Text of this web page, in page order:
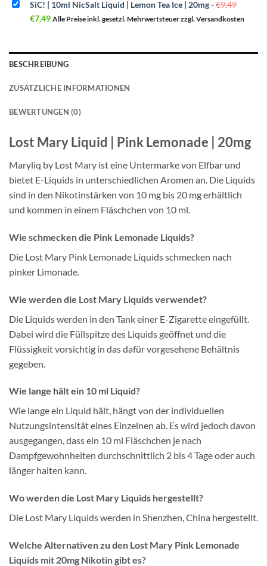
SiC! | 10ml NicSalt Liquid | Lemon Tea Ice | 20mg-€9,49
war:
€7,49Aktueller
Preis
Alle Preise inkl. gesetzl. Mehrwertsteuer zzgl. Versandkosten
BESCHREIBUNG
ZUSÄTZLICHE INFORMATIONEN
BEWERTUNGEN (0)
Lost Mary Liquid | Pink Lemonade | 20mg
Maryliq by Lost Mary ist eine Untermarke von Elfbar und
bietet E-Liquids in unterschiedlichen Aromen an. Die Liquids
sind in den Nikotinstärken von 10 mg bis 20 mg erhältlich
und kommen in einem Fläschchen von 10 ml.
Wie schmecken die Pink Lemonade Liquids?
Die Lost Mary Pink Lemonade Liquids schmecken nach
pinker Limonade.
Wie werden die Lost Mary Liquids verwendet?
Die Liquids werden in den Tank einer E-Zigarette eingefüllt.
Dabei wird die Füllspitze des Liquids geöffnet und die
Flüssigkeit vorsichtig in das dafür vorgesehene Behältnis
gegeben.
Wie lange hält ein 10 ml Liquid?
Wie lange ein Liquid hält, hängt von der individuellen
Nutzungsintensität eines Einzelnen ab. Es wird jedoch davon
ausgegangen, dass ein 10 ml Fläschchen je nach
Dampfgewohnheiten durchschnittlich 2 bis 4 Tage oder auch
länger halten kann.
Wo werden die Lost Mary Liquids hergestellt?
Die Lost Mary Liquids werden in Shenzhen, China hergestellt.
Welche Alternativen zu den Lost Mary Pink Lemonade
Liquids mit 20mg Nikotin gibt es?